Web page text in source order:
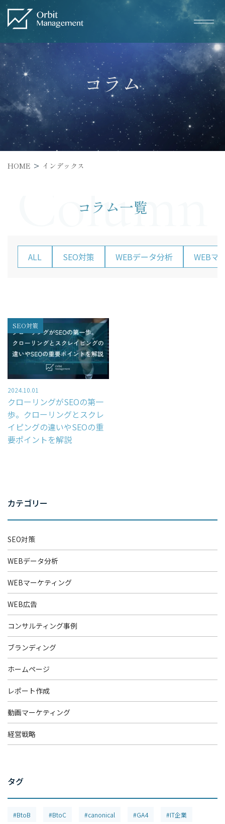
Warning: Undefined variable $text_h1 in
/home/wp035731/orbit-m.co.jp/public_html/wp/wp-
content/themes/base/functions.phpon line438
Orbit Management" width="226" height="60">
Service
– Looker Studio構築サービス
コンサルティング料金
Company
HOME
会社概要
コンサルタント紹介
スポット診断お申込み
Column
コラムトップ
– SEO対策
– WEBマーケティング
– レポート作成
– WEBデータ分析
– WEB広告
– 経営戦略
「WEBマーケティングを徹底解説」
資料請求
コラム
HOME インデックス
Column
コラム一覧
ALL SEO対策 WEBデータ分析 WEBマ
SEO対策
2024.10.01
クローリングがSEOの第一
歩。クローリングとスクレ
イピングの違いやSEOの重
要ポイントを解説
カテゴリー
SEO対策
WEBデータ分析
WEBマーケティング
WEB広告
コンサルティング事例
ブランディング
ホームページ
レポート作成
動画マーケティング
経営戦略
タグ
#BtoB #BtoC #canonical #GA4 #IT企業